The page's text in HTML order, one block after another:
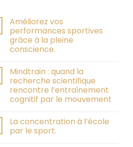
Améliorez vos
performances sportives
grâce à la pleine
conscience.
Mindtrain : quand la
recherche scientifique
rencontre l’entraînement
cognitif par le mouvement
La concentration à l’école
par le sport.